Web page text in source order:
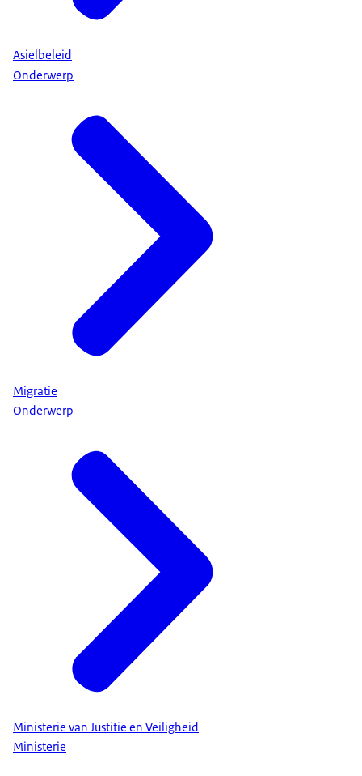
Asielbeleid
Onderwerp
Migratie
Onderwerp
Ministerie van Justitie en Veiligheid
Ministerie